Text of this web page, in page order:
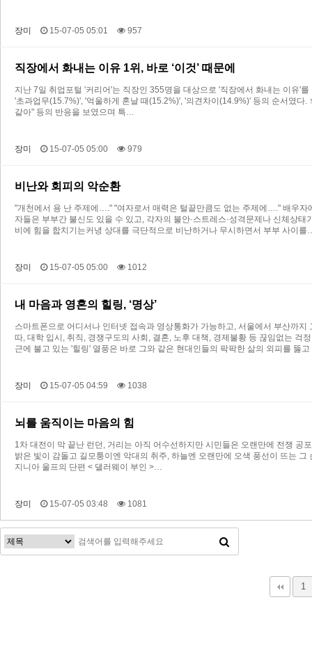
장미 15-07-05 05:01 957
직장에서 화내는 이유 1위, 바로 ‘이것’ 때문에
지난 7일 취업포털 '커리어'는 직장인 355명을 대상으로 '직장에서 화내는 이유'
'초과업무(15.7%)', '억울하게 혼날 때(15.2%)', '의견차이(14.9%)' 등의 순서였다
같아" 등의 반응을 보였으며 특…
장미 15-07-05 05:00 979
비난와 회피의 악순환
"개천에서 용 난 주제에…." "여자로서 매력은 털끝만큼도 없는 주제에…." 배우자
자들은 부부간 불신도 있을 수 있고, 각자의 불안·스트레스·성격문제나 신체상
비에 힘을 합치기는커녕 상대를 극단적으로 비난하거나 무시하면서 부부 사이
장미 15-07-05 05:00 1012
내 마음과 영혼의 힐링, ‘명상’
스마트폰으로 어디서나 인터넷 접속과 영상통화가 가능하고, 서울에서 부산까
따, 대학 입시, 취직, 경쟁구도의 사회, 결혼, 노후 대책, 경제불황 등 끊임없는
근에 불고 있는 '힐링' 열풍은 바로 그와 같은 현대인들의 팍팍한 삶의 외피를 뚫
장미 15-07-05 04:59 1038
뇌를 움직이는 마음의 힘
1차 대전이 막 끝난 런던, 거리는 아직 어수선하지만 시민들은 오랜만에 전쟁
밝은 빛이 감돌고 길모퉁이엔 악대의 취주, 하늘엔 오랜만에 오색 풍선이 뜨는
지니아 울프의 단편 < 댈러웨이 부인 >…
장미 15-07-05 03:48 1081
1